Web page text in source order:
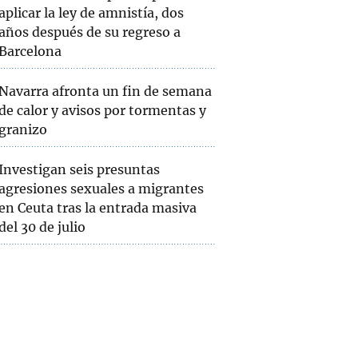
la ley de amnistía, dos
después de su regreso a
afronta un fin de semana
calor y avisos por tormentas y
seis presuntas
sexuales a migrantes
Ceuta tras la entrada masiva
30 de julio